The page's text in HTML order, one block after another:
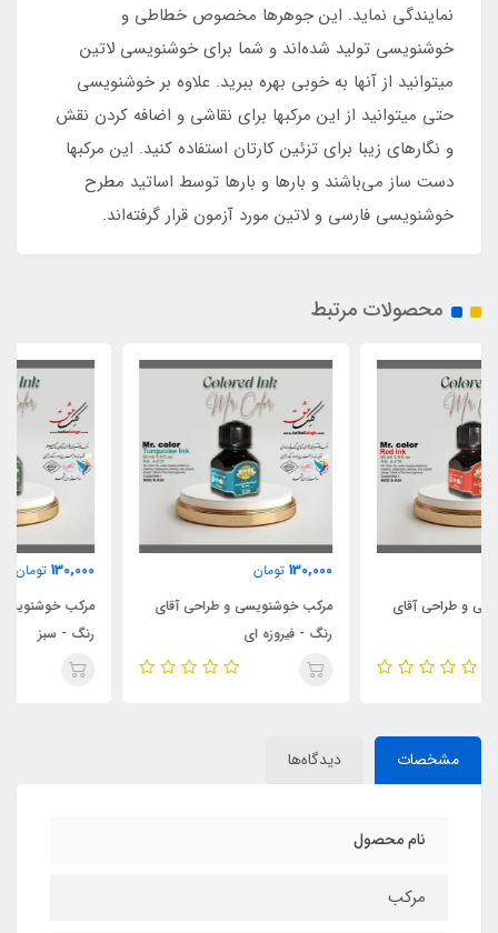
نمایندگی نماید. این جوهرها مخصوص خطاطی و
خوشنویسی تولید شده‌اند و شما برای خوشنویسی لاتین
میتوانید از آنها به خوبی بهره ببرید. علاوه بر خوشنویسی
حتی میتوانید از این مرکبها برای نقاشی و اضافه کردن نقش
و نگارهای زیبا برای تزئین کارتان استفاده کنید. این مرکبها
دست ساز می‌باشند و بارها و بارها توسط اساتید مطرح
خوشنویسی فارسی و لاتین مورد آزمون قرار گرفته‌اند.
محصولات مرتبط
مرکب خوشنویسی و طراحی آقای
مرکب خوشنویسی و طراحی آقای
مشخصات دیدگاه‌ها
نام محصول
مرکب